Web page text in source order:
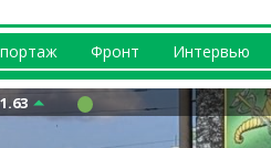
Фронт Интервью